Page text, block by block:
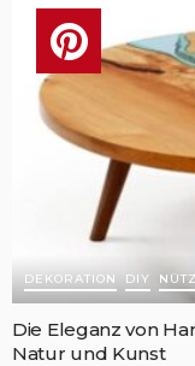
DEKORATION DIY
Die Eleganz von
Natur und Kunst